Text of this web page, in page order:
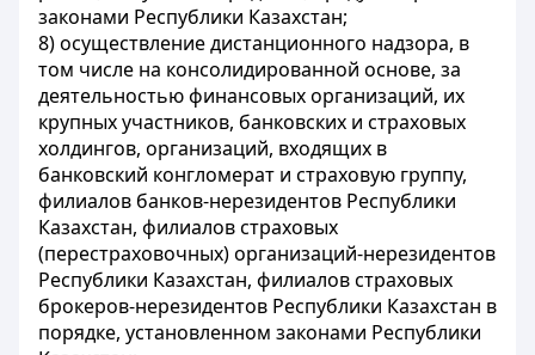
законами Республики Казахстан;
8) осуществление дистанционного надзора, в
том числе на консолидированной основе, за
деятельностью финансовых организаций, их
крупных участников, банковских и страховых
холдингов, организаций, входящих в
банковский конгломерат и страховую группу,
филиалов банков-нерезидентов Республики
Казахстан, филиалов страховых
(перестраховочных) организаций-нерезидентов
Республики Казахстан, филиалов страховых
брокеров-нерезидентов Республики Казахстан в
порядке, установленном законами Республики